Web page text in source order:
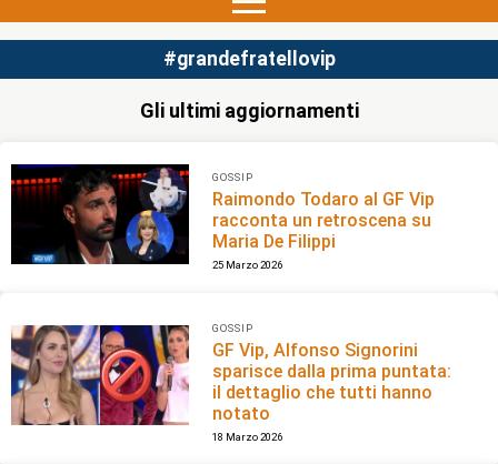
#grandefratellovip
Gli ultimi aggiornamenti
GOSSIP
Raimondo Todaro al GF Vip
racconta un retroscena su
Maria De Filippi
25 Marzo 2026
GOSSIP
GF Vip, Alfonso Signorini
sparisce dalla prima puntata:
il dettaglio che tutti hanno
notato
18 Marzo 2026